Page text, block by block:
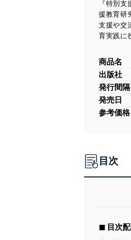
『特別
援教育研
支援や交
育実践に
商品名
出版社
発行間隔
発売日
参考価格
目次
◼︎ 目次